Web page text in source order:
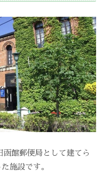
館郵便局として建てら
施設です。